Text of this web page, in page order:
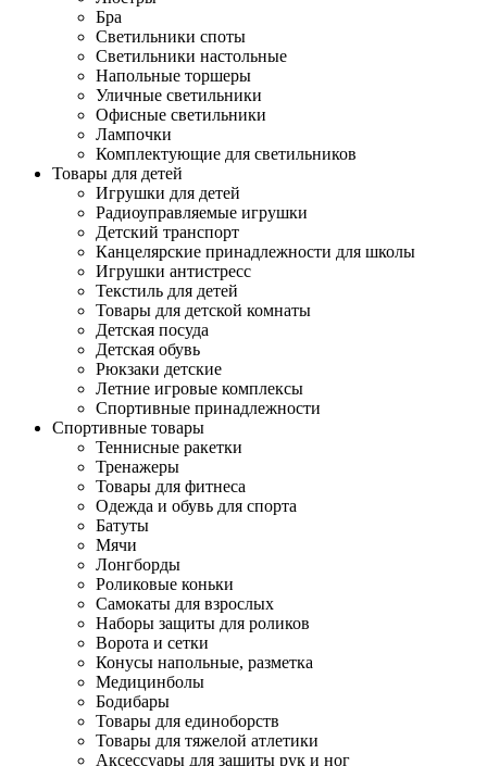
Бра
Светильники споты
Светильники настольные
Напольные торшеры
Уличные светильники
Офисные светильники
Лампочки
Комплектующие для светильников
Товары для детей
Игрушки для детей
Радиоуправляемые игрушки
Детский транспорт
Канцелярские принадлежности для школы
Игрушки антистресс
Текстиль для детей
Товары для детской комнаты
Детская посуда
Детская обувь
Рюкзаки детские
Летние игровые комплексы
Спортивные принадлежности
Спортивные товары
Теннисные ракетки
Тренажеры
Товары для фитнеса
Одежда и обувь для спорта
Батуты
Мячи
Лонгборды
Роликовые коньки
Самокаты для взрослых
Наборы защиты для роликов
Ворота и сетки
Конусы напольные, разметка
Медицинболы
Бодибары
Товары для единоборств
Товары для тяжелой атлетики
Аксессуары для защиты рук и ног